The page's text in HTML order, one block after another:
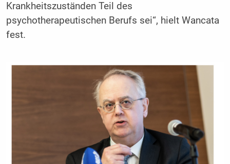
Krankheitszuständen Teil des
psychotherapeutischen Berufs sei“, hielt Wancata
fest.